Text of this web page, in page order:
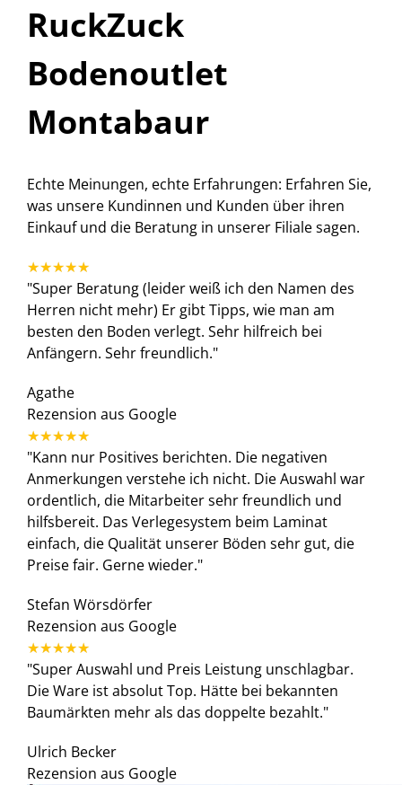
RuckZuck
Bodenoutlet
Montabaur
Echte Meinungen, echte Erfahrungen: Erfahren Sie,
was unsere Kundinnen und Kunden über ihren
Einkauf und die Beratung in unserer Filiale sagen.
"Super Beratung (leider weiß ich den Namen des
Herren nicht mehr) Er gibt Tipps, wie man am
besten den Boden verlegt. Sehr hilfreich bei
Anfängern. Sehr freundlich."
Agathe
Rezension aus Google
"Kann nur Positives berichten. Die negativen
Anmerkungen verstehe ich nicht. Die Auswahl war
ordentlich, die Mitarbeiter sehr freundlich und
hilfsbereit. Das Verlegesystem beim Laminat
einfach, die Qualität unserer Böden sehr gut, die
Preise fair. Gerne wieder."
Stefan Wörsdörfer
Rezension aus Google
"Super Auswahl und Preis Leistung unschlagbar.
Die Ware ist absolut Top. Hätte bei bekannten
Baumärkten mehr als das doppelte bezahlt."
Ulrich Becker
Rezension aus Google